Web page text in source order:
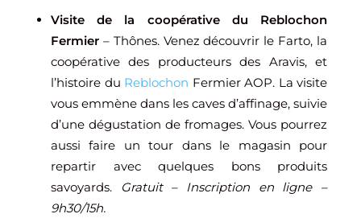
Visite de la coopérative du Reblochon
Fermier – Thônes. Venez découvrir le Farto, la
coopérative des producteurs des Aravis, et
l’histoire du Reblochon Fermier AOP. La visite
vous emmène dans les caves d’affinage, suivie
d’une dégustation de fromages. Vous pourrez
aussi faire un tour dans le magasin pour
repartir avec quelques bons produits
savoyards.
Gratuit – Inscription en ligne –
9h30/15h.